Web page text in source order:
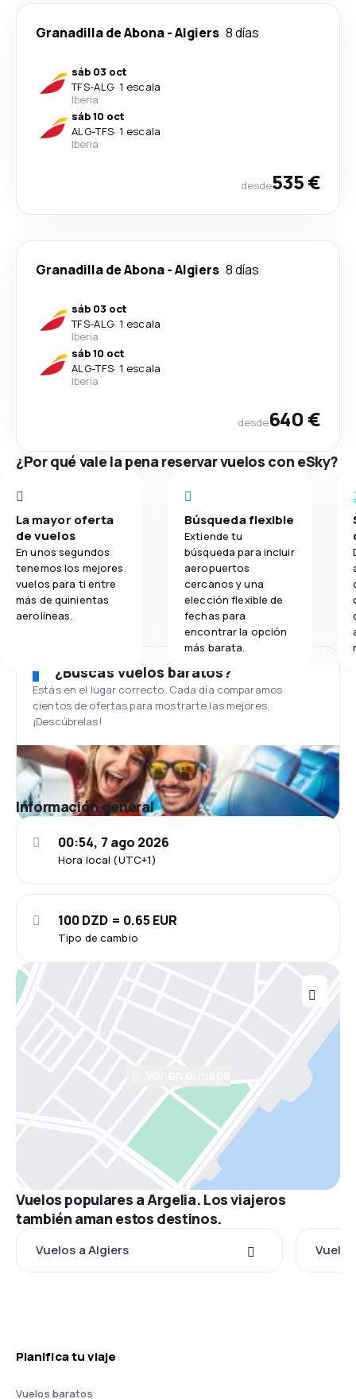
Granadilla de Abona-Algiers 8 días
sáb 03 oct
TFS-ALG· 1 escala
Iberia
sáb 10 oct
ALG-TFS· 1 escala
Iberia
desde535 €
Granadilla de Abona-Algiers 8 días
sáb 03 oct
TFS-ALG· 1 escala
Iberia
sáb 10 oct
ALG-TFS· 1 escala
Iberia
desde640 €
¿Por qué vale la pena reservar vuelos con eSky?
La mayor oferta
de vuelos
En unos segundos
tenemos los mejores
vuelos para ti entre
más de quinientas
aerolíneas.
Búsqueda flexible
Extiende tu
búsqueda para incluir
aeropuertos
cercanos y una
elección flexible de
fechas para
encontrar la opción
más barata.
¿Buscas vuelos baratos?
Estás en el lugar correcto. Cada día comparamos
cientos de ofertas para mostrarte las mejores.
¡Descúbrelas!
Información general
Hora local (UTC+1)
00:54, 7 ago 2026
Tipo de cambio
100 DZD = 0.65 EUR
Vuelos populares a Argelia. Los viajeros
también aman estos destinos.
Vuelos a Algiers
Planifica tu viaje
Vuelos baratos